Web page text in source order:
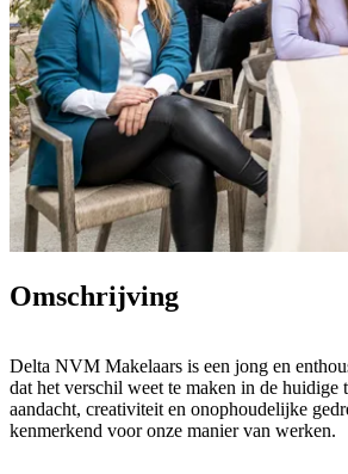
Omschrijving
Delta NVM Makelaars is een jong en
dat het verschil weet te maken in de huidige
aandacht, creativiteit en onophoudelijke
kenmerkend voor onze manier van werken.